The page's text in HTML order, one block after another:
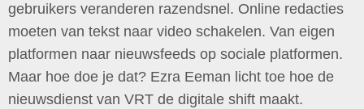
gebruikers veranderen razendsnel. Online redacties
moeten van tekst naar video schakelen. Van eigen
platformen naar nieuwsfeeds op sociale platformen.
Maar hoe doe je dat? Ezra Eeman licht toe hoe de
nieuwsdienst van VRT de digitale shift maakt.